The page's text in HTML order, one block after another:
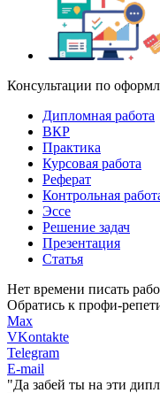
Консультации по
Дипломная работа
ВКР
Практика
Курсовая работа
Реферат
Контрольная
Эссе
Решение задач
Презентация
Статья
Нет времени писать
Обратись к профи-
Max
VKontakte
Telegram
E-mail
"Да забей ты на эти